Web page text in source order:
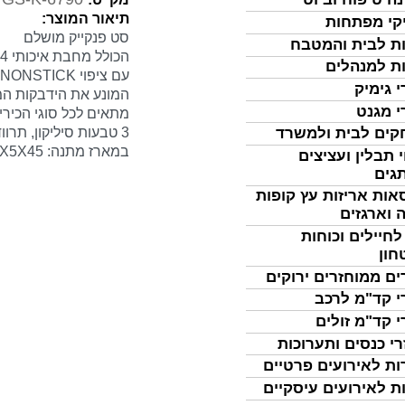
מפתחות
לבית והמטבח
למנהלים
גימיק
מגנט
לבית ולמשרד
תבלין ועציצים
אריזות עץ קופות
וארגזים
לחיילים וכוחות
ממוחזרים ירוקים
קד"מ לרכב
קד"מ זולים
כנסים ותערוכות
לאירועים פרטיים
לאירועים עיסקיים
תיאור המוצר:
סט פנקייק מושלם
הכולל מחבת איכותי 24 ס"מ יציקה DIE CASTTSAC
עם ציפוי NONSTICK
המונע את הידבקות
מתאים לכל סוגי
3 טבעות סיליקון, תרווד, כלי פיזור להכנת בלינצ'ס
במארז מתנה: 25.5X5X45 ס"מ